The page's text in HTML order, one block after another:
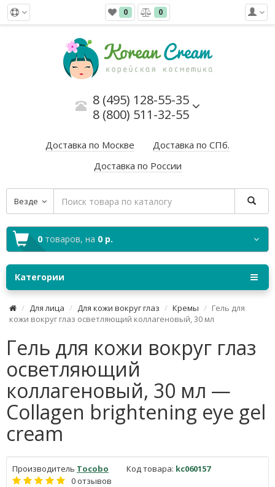
0 0
8 (495) 128-55-35
8 (800) 511-32-55
Доставка по Москве
Доставка по СПб.
Доставка по России
Везде
0 товаров, на 0 р.
Категории
Для лица Для кожи вокруг глаз Кремы
Гель для
кожи вокруг глаз осветляющий коллагеновый, 30 мл
Гель для кожи вокруг глаз
осветляющий
коллагеновый, 30 мл —
Сollagen brightening eye gel
cream
Производитель Tocobo Код товара: kc060157
0 отзывов